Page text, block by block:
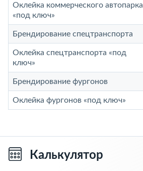
Оклейка коммерческого автопарка
«под ключ»
Брендирование спецтранспорта
Оклейка спецтранспорта «под
ключ»
Брендирование фургонов
Оклейка фургонов «под ключ»
Калькулятор